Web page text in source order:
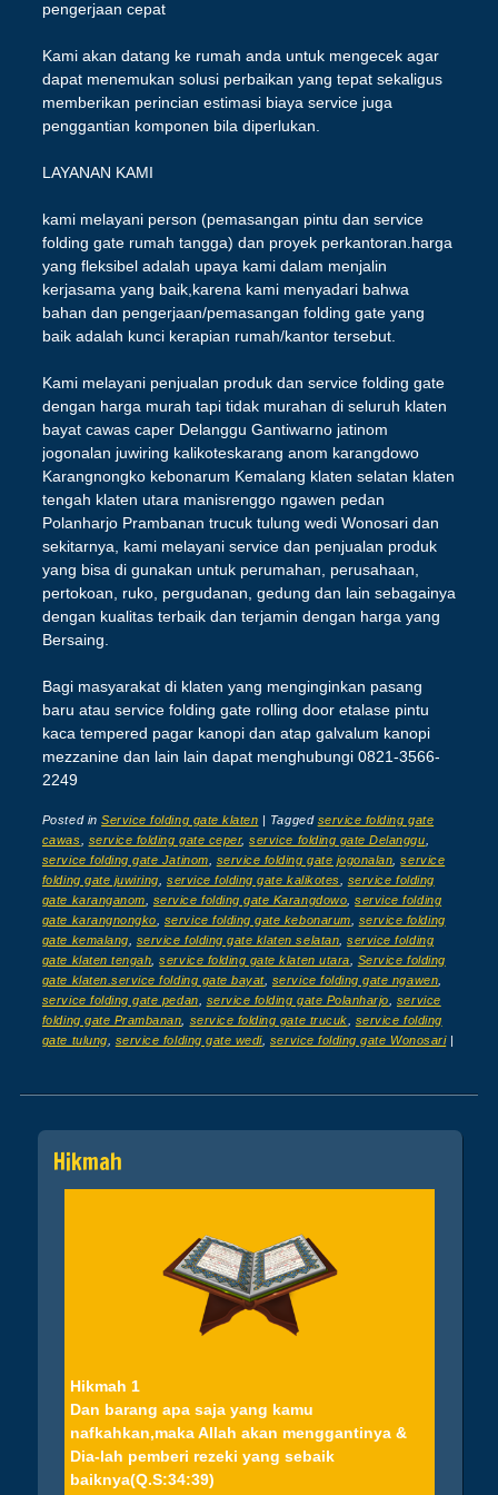
pengerjaan cepat
Kami akan datang ke rumah anda untuk mengecek agar
dapat menemukan solusi perbaikan yang tepat sekaligus
memberikan perincian estimasi biaya service juga
penggantian komponen bila diperlukan.
LAYANAN KAMI
kami melayani person (pemasangan pintu dan service
folding gate rumah tangga) dan proyek perkantoran.harga
yang fleksibel adalah upaya kami dalam menjalin
kerjasama yang baik,karena kami menyadari bahwa
bahan dan pengerjaan/pemasangan folding gate yang
baik adalah kunci kerapian rumah/kantor tersebut.
Kami melayani penjualan produk dan service folding gate
dengan harga murah tapi tidak murahan di seluruh klaten
bayat cawas caper Delanggu Gantiwarno jatinom
jogonalan juwiring kalikoteskarang anom karangdowo
Karangnongko kebonarum Kemalang klaten selatan klaten
tengah klaten utara manisrenggo ngawen pedan
Polanharjo Prambanan trucuk tulung wedi Wonosari dan
sekitarnya, kami melayani service dan penjualan produk
yang bisa di gunakan untuk perumahan, perusahaan,
pertokoan, ruko, pergudanan, gedung dan lain sebagainya
dengan kualitas terbaik dan terjamin dengan harga yang
Bersaing.
Bagi masyarakat di klaten yang menginginkan pasang
baru atau service folding gate rolling door etalase pintu
kaca tempered pagar kanopi dan atap galvalum kanopi
mezzanine dan lain lain dapat menghubungi 0821-3566-
2249
Posted inService folding gate klaten | Tagged service folding gate
cawas
service folding gate ceper,service folding gate Delanggu
service folding gate Jatinom
service folding gate jogonalan ,service
folding gate juwiring
service folding gate kalikotes
service folding
gate karanganom
service folding gate Karangdowo ,service folding
gate karangnongko
service folding gate kebonarum
service folding
gate kemalang
service folding gate klaten selatan ,service folding
gate klaten tengah ,service folding gate klaten utara
Service folding
gate klaten.service folding gate bayat, service folding gate ngawen
service folding gate pedan
service folding gate Polanharjo
service
folding gate Prambanan
service folding gate trucuk
service folding
gate tulung
service folding gate wedi, service folding gate Wonosari |
Post navigation
Hikmah
Hikmah 1
Dan barang apa saja yang kamu
nafkahkan,maka Allah akan menggantinya &
Dia-lah pemberi rezeki yang sebaik
baiknya(Q.S:34:39)